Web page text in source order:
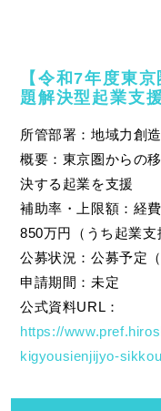
【令和7年度東
題解決型起業支
所管部署：地域力創
概要：東京圏からの
決する起業を支援
補助率・上限額：経
850万円（うち起業支
公募状況：公募予定
申請期間：未定
公式資料URL：
https://
kigyousienjijyo-